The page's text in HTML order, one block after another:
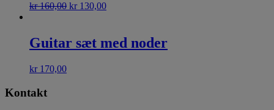
kr160,00 kr 130,00
Guitar sæt med noder
kr 170,00
Kontakt